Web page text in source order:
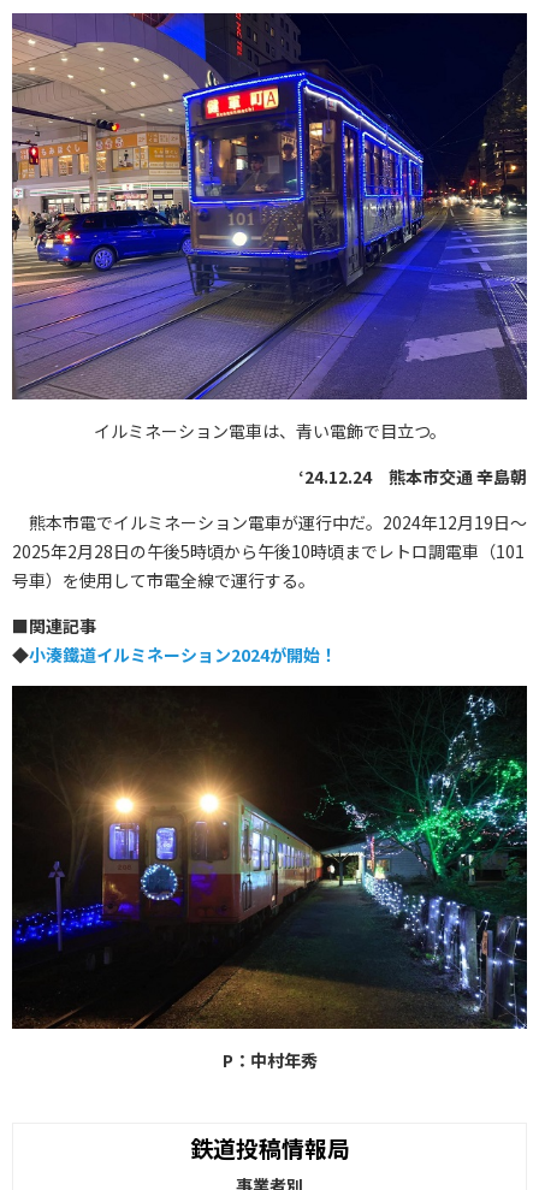
イルミネーション電車は、青い電飾で目立つ。
‘24.12.24 熊本市交通 辛島朝
熊本市電でイルミネーション電車が運行中だ。2024年12月19日～
2025年2月28日の午後5時頃から午後10時頃までレトロ調電車（101
号車）を使用して市電全線で運行する。
■関連記事
◆小湊鐵道イルミネーション2024が開始！
P：中村年秀
鉄道投稿情報局
事業者別